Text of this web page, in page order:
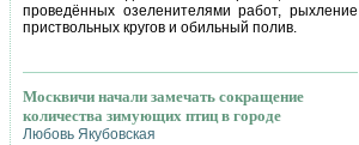
проведённых озеленителями работ, рыхление
приствольных кругов и обильный полив.
Москвичи начали замечать сокращение
количества зимующих птиц в городе
Любовь Якубовская